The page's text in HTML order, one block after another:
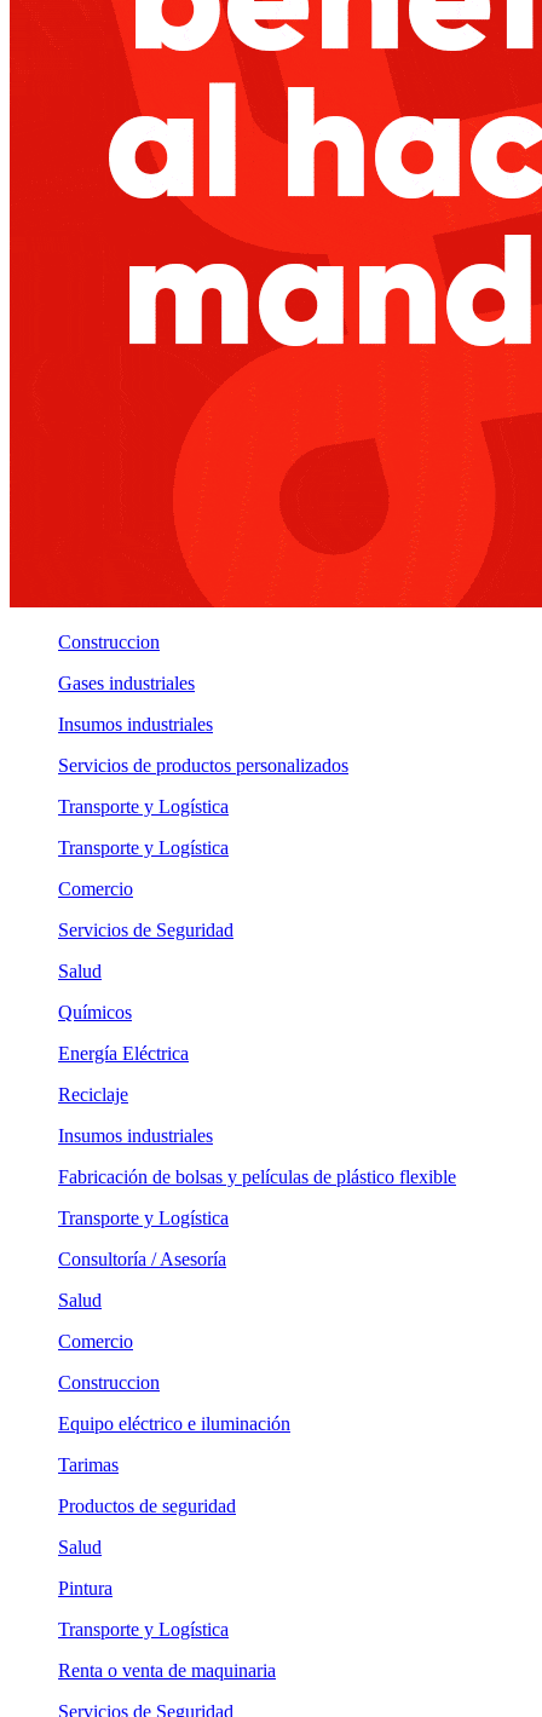
Construccion
Gases industriales
Insumos industriales
Servicios de productos personalizados
Transporte y Logística
Transporte y Logística
Comercio
Servicios de Seguridad
Salud
Químicos
Energía Eléctrica
Reciclaje
Insumos industriales
Fabricación de bolsas y películas de plástico flexible
Transporte y Logística
Consultoría / Asesoría
Salud
Comercio
Construccion
Equipo eléctrico e iluminación
Tarimas
Productos de seguridad
Salud
Pintura
Transporte y Logística
Renta o venta de maquinaria
Servicios de Seguridad